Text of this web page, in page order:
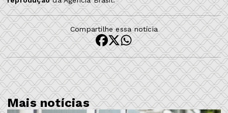
Compartilhe essa notícia
Mais notícias